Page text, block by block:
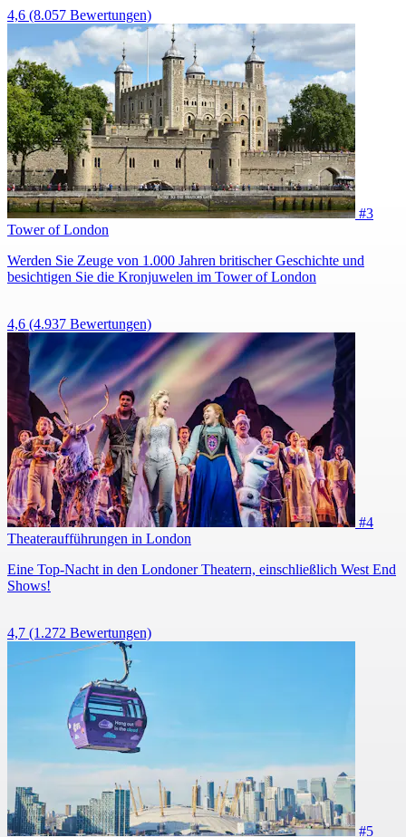
4,6 (8.057 Bewertungen)
#3
Tower of London
Werden Sie Zeuge von 1.000 Jahren britischer Geschichte und
besichtigen Sie die Kronjuwelen im Tower of London
4,6 (4.937 Bewertungen)
#4
Theateraufführungen in London
Eine Top-Nacht in den Londoner Theatern, einschließlich West End
Shows!
4,7 (1.272 Bewertungen)
#5